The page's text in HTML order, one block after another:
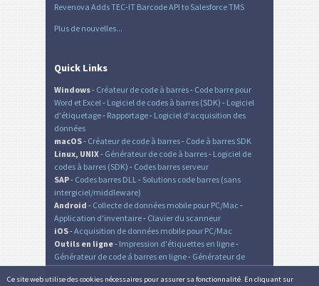
Ce site web utilise des cookies nécessaires pour assurer sa fonctionnalité. En cliquant sur
Revenova Adds TEC-IT Barcode API to Salesforce TMS
Plus de nouvelles...
Quick Links
Windows- Créateur de code à barres- Code barre pour
Word et Excel- Logiciel de codes à barres (SDK) - Logiciel
d'étiquetage- Rapportage- Logiciel d'acquisition des
données
macOS- Créateur de code à barres- Code à barres SDK
Linux, UNIX- Générateur de code à barres- Logiciel de
codes à barres (SDK) - Codes barres serveur
SAP- Codes barres DLL- Solutions code barres (sans
intergiciel/middleware)
Android - Collecte de données mobile pour PC/Mac -
Application d'inventaire- Clavier du scanneur
iOS-Acquisition de données mobile pour PC/Mac
Outils en ligne- Impression d'étiquettes en ligne-
Générateur de code á barres en ligne- Générateur de
codes QR